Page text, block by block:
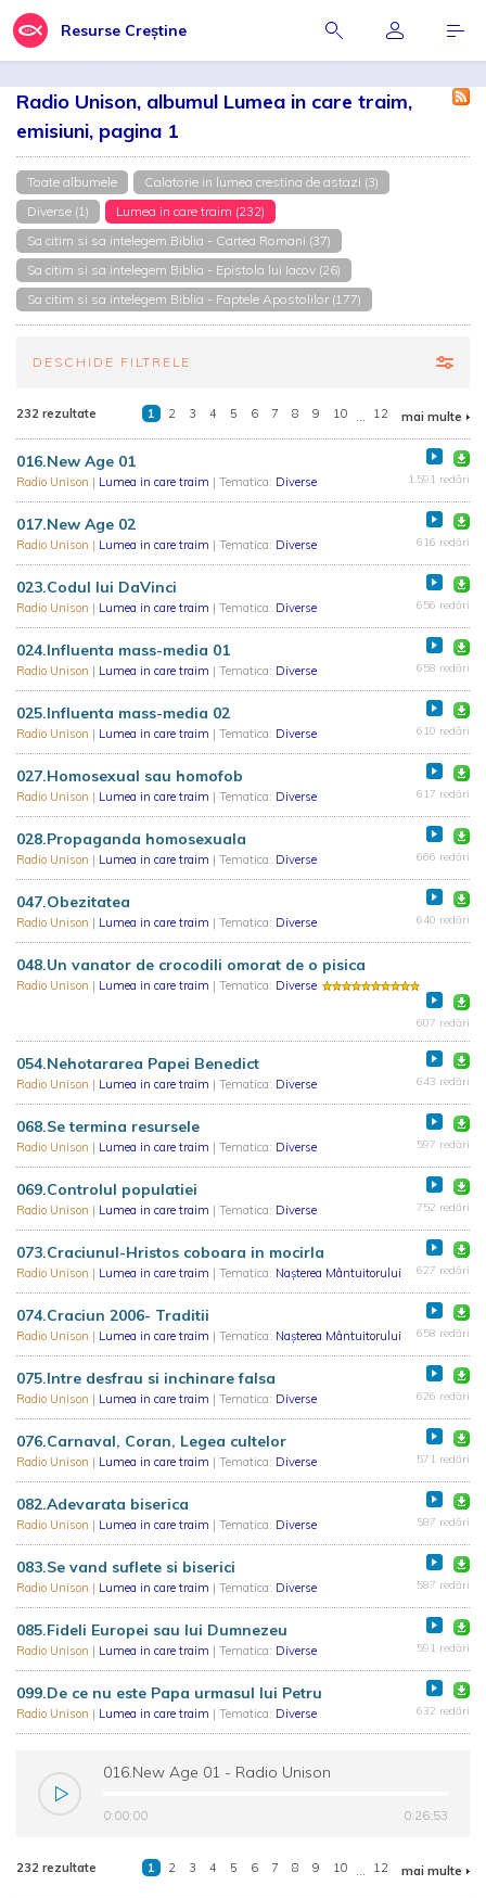
Resurse Creștine
Radio Unison, albumul Lumea in care traim,
emisiuni, pagina 1
Toate albumele
Calatorie in lumea crestina de astazi (3)
Diverse (1)
Lumea in care traim (232)
Sa citim si sa intelegem Biblia - Cartea Romani (37)
Sa citim si sa intelegem Biblia - Epistola lui Iacov (26)
Sa citim si sa intelegem Biblia - Faptele Apostolilor (177)
DESCHIDE FILTRELE
232 rezultate 1 2 3 4 5 6 7 8 9 10 ... 12 mai multe
016.New Age 01
Radio Unison | Lumea in care traim | Tematica: Diverse 1.591 redări
017.New Age 02
Radio Unison | Lumea in care traim | Tematica: Diverse 616 redări
023.Codul lui DaVinci
Radio Unison | Lumea in care traim | Tematica: Diverse 656 redări
024.Influenta mass-media 01
Radio Unison | Lumea in care traim | Tematica: Diverse 658 redări
025.Influenta mass-media 02
Radio Unison | Lumea in care traim | Tematica: Diverse 610 redări
027.Homosexual sau homofob
Radio Unison | Lumea in care traim | Tematica: Diverse 617 redări
028.Propaganda homosexuala
Radio Unison | Lumea in care traim | Tematica: Diverse 666 redări
047.Obezitatea
Radio Unison | Lumea in care traim | Tematica: Diverse 640 redări
048.Un vanator de crocodili omorat de o pisica
Radio Unison | Lumea in care traim | Tematica: Diverse
607 redări
054.Nehotararea Papei Benedict
Radio Unison | Lumea in care traim | Tematica: Diverse 643 redări
068.Se termina resursele
Radio Unison | Lumea in care traim | Tematica: Diverse 597 redări
069.Controlul populatiei
Radio Unison | Lumea in care traim | Tematica: Diverse 752 redări
073.Craciunul-Hristos coboara in mocirla
Radio Unison | Lumea in care traim | Tematica: Nașterea Mântuitorului 627 redări
074.Craciun 2006- Traditii
Radio Unison | Lumea in care traim | Tematica: Nașterea Mântuitorului 658 redări
075.Intre desfrau si inchinare falsa
Radio Unison | Lumea in care traim | Tematica: Diverse 626 redări
076.Carnaval, Coran, Legea cultelor
Radio Unison | Lumea in care traim | Tematica: Diverse 571 redări
082.Adevarata biserica
Radio Unison | Lumea in care traim | Tematica: Diverse 587 redări
083.Se vand suflete si biserici
Radio Unison | Lumea in care traim | Tematica: Diverse 587 redări
085.Fideli Europei sau lui Dumnezeu
Radio Unison | Lumea in care traim | Tematica: Diverse 591 redări
099.De ce nu este Papa urmasul lui Petru
Radio Unison | Lumea in care traim | Tematica: Diverse 632 redări
016.New Age 01 - Radio Unison
0:00:00 0:26:53
232 rezultate 1 2 3 4 5 6 7 8 9 10 ... 12 mai multe